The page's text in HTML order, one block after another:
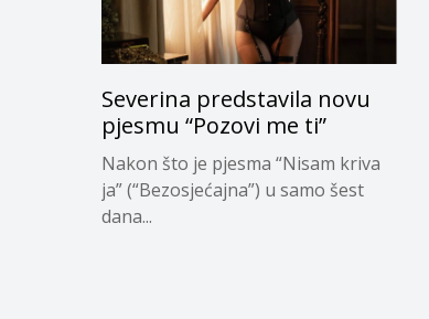
Severina predstavila novu
pjesmu “Pozovi me ti”
Nakon što je pjesma “Nisam kriva
ja” (“Bezosjećajna”) u samo šest
dana...